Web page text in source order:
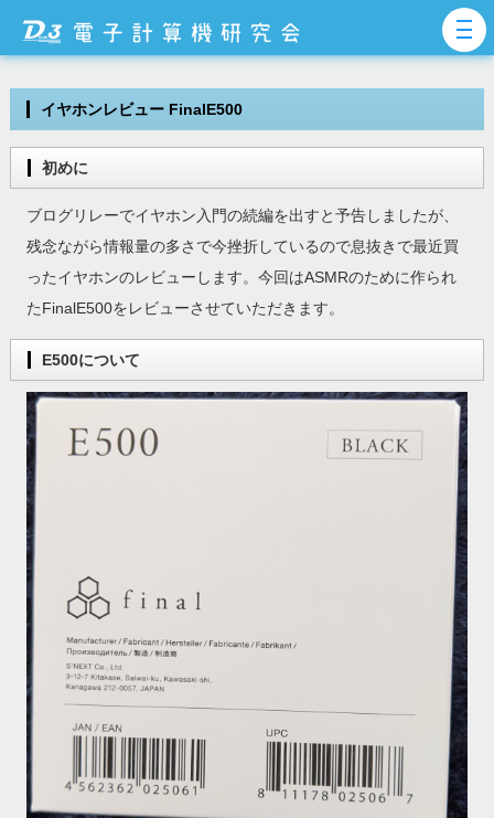
イヤホンレビュー FinalE500
初めに
ブログリレーでイヤホン入門の続編を出すと予告しましたが、
残念ながら情報量の多さで今挫折しているので息抜きで最近買
ったイヤホンのレビューします。今回はASMRのために作られ
たFinalE500をレビューさせていただきます。
E500について